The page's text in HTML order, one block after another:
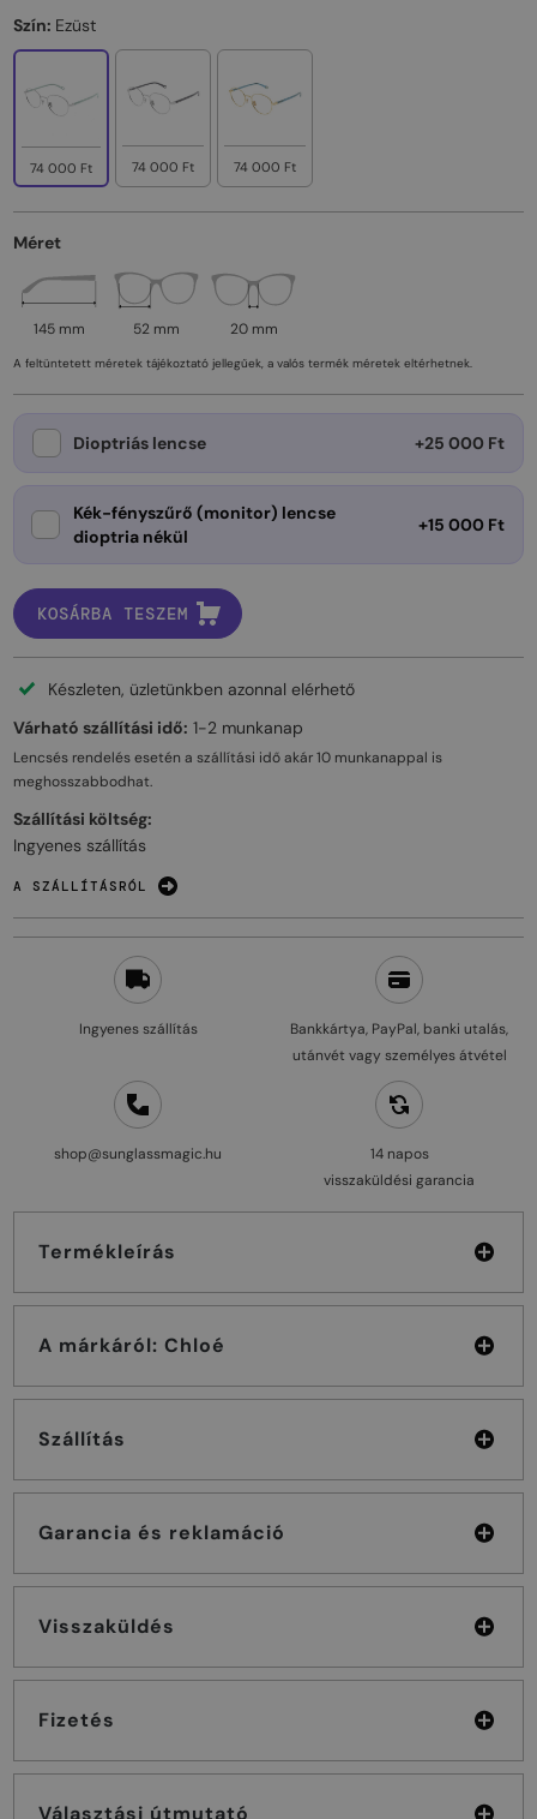
Ingyenes szállítás
Bankkártya, PayPal, banki utalás,
utánvét vagy személyes átvétel
shop@sunglassmagic.hu
14 napos
visszaküldési garancia
Termékleírás
A márkáról: Chloé
Szállítás
Garancia és reklamáció
Visszaküldés
Fizetés
Választási útmutató
Szín: Ezüst
74 000 Ft 74 000 Ft 74 000 Ft
Méret
145 mm 52 mm 20 mm
A feltüntetett méretek tájékoztató jellegűek, a valós termék méretek eltérhetnek.
Dioptriás lencse +25 000 Ft
Kék-fényszűrő (monitor) lencse
dioptria nékül
+15 000 Ft
KOSÁRBA TESZEM
Készleten, üzletünkben azonnal elérhető
Várható szállítási idő: 1-2 munkanap
Lencsés rendelés esetén a szállítási idő akár10 munkanappal is
meghosszabbodhat.
Szállítási költség:
Ingyenes szállítás
A SZÁLLÍTÁSRÓL